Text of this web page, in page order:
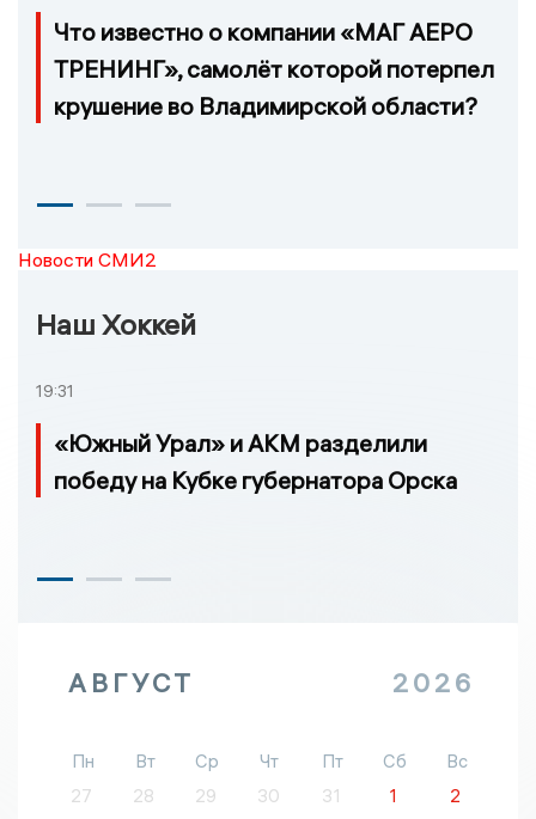
Что известно о компании «МАГ АЕРО
ТРЕНИНГ», самолёт которой потерпел
крушение во Владимирской области?
Новости СМИ2
Наш Хоккей
19:31
«Южный Урал» и АКМ разделили
победу на Кубке губернатора Орска
АВГУСТ 2026
Пн Вт Ср Чт Пт Сб
Вс
27
28 29 30 31 1
2